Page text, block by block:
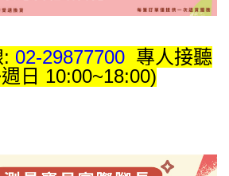
02-29877700 專人接聽
日 10:00~18:00)